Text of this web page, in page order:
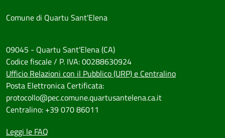
Comune di Quartu Sant'Elena
09045 - Quartu Sant'Elena (CA)
Codice fiscale / P. IVA: 00288630924
Ufficio Relazioni con il Pubblico (URP) e Centralino
Posta Elettronica Certificata:
protocollo@pec.comune.quartusantelena.ca.it
Centralino: +39 070 86011
Leggi le FAQ